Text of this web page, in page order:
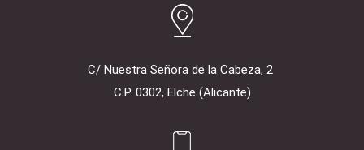
C/ Nuestra Señora de la Cabeza, 2
C.P. 0302, Elche (Alicante)